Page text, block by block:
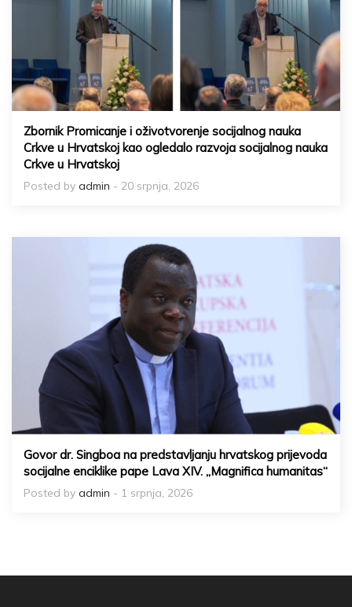
Zbornik Promicanje i oživotvorenje socijalnog nauka
Crkve u Hrvatskoj kao ogledalo razvoja socijalnog nauka
Crkve u Hrvatskoj
Posted by admin - 20 srpnja, 2026
Govor dr. Singboa na predstavljanju hrvatskog prijevoda
socijalne enciklike pape Lava XIV. „Magnifica humanitas“
Posted by admin - 1 srpnja, 2026